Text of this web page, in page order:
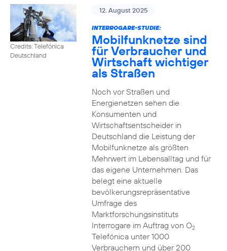
Credits: Telefónica
Deutschland
12. August 2025
INTERROGARE-STUDIE:
Mobilfunknetze sind
für Verbraucher und
Wirtschaft wichtiger
als Straßen
Noch vor Straßen und
Energienetzen sehen die
Konsumenten und
Wirtschaftsentscheider in
Deutschland die Leistung der
Mobilfunknetze als größten
Mehrwert im Lebensalltag und für
das eigene Unternehmen. Das
belegt eine aktuelle
bevölkerungsrepräsentative
Umfrage des
Marktforschungsinstituts
Interrogare im Auftrag von O2
Telefónica unter 1000
Verbrauchern und über 200